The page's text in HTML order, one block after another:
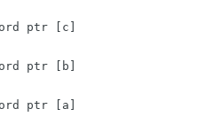
ptr [c]
ptr [b]
ptr [a]